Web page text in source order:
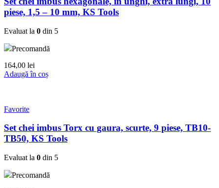
piese, 1,5 – 10 mm, KS Tools
Evaluat la 0 din 5
Precomandă
164,00 lei
Adaugă în coș
Favorite
Set chei imbus Torx cu gaura, scurte, 9 piese, TB10-
TB50, KS Tools
Evaluat la 0 din 5
Precomandă